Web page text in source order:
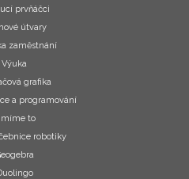
prvňáčci
útvary
zaměstnání
Výuka
grafika
a programování
to
robotiky